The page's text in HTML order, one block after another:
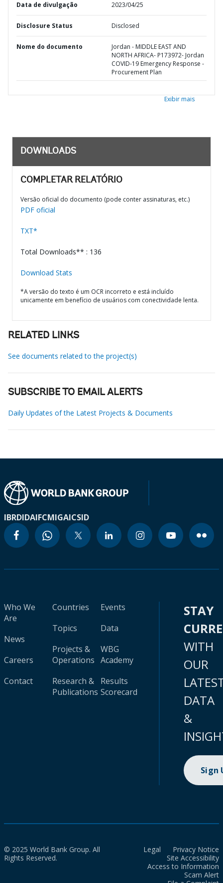
Data de divulgação 2023/04/25
Disclosure Status Disclosed
Nome do documento
Jordan - MIDDLE EAST AND
NORTH AFRICA- P173972- Jordan
COVID-19 Emergency Response -
Procurement Plan
Exibir mais
DOWNLOADS
COMPLETAR RELATÓRIO
Versão oficial do documento (pode conter assinaturas, etc.)
PDF oficial
TXT*
Total Downloads** : 136
Download Stats
*A versão do texto é um OCR incorreto e está incluído
unicamente em benefício de usuários com conectividade lenta.
RELATED LINKS
See documents related to the project(s)
SUBSCRIBE TO EMAIL ALERTS
Daily Updates of the Latest Projects & Documents
IBRDIDAIFCMIGAICSID
Who We
Are
News
Careers
Contact
Countries
Topics
Projects &
Operations
Research &
Publications
Events
Data
WBG
Academy
Results
Scorecard
STAY
WITH
OUR
DATA
&
Sign
© 2025 World Bank Group. All
Rights Reserved.
Legal
Privacy Notice
Site Accessibility
Access to Information
Scam Alert